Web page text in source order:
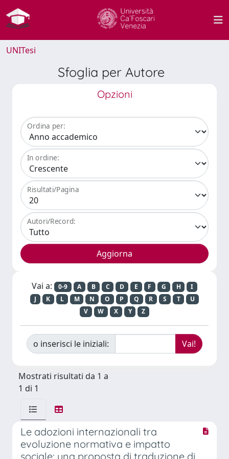
UNITesi
Sfoglia per Autore
Opzioni
Ordina per:
In ordine:
Risultati/Pagina
Autori/Record:
Vai a: 0-9 A B C D E F G H
I
J
K L M N O P Q R S T
U
V
W X Y Z
o inserisci le iniziali:
Mostrati risultati da 1 a
1 di 1
Le adozioni internazionali tra
evoluzione normativa e impatto
sociale: una proposta di traduzione di